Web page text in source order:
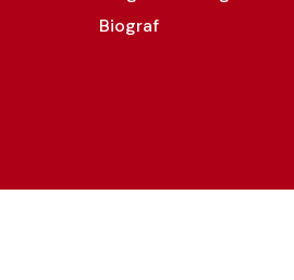
Biograf